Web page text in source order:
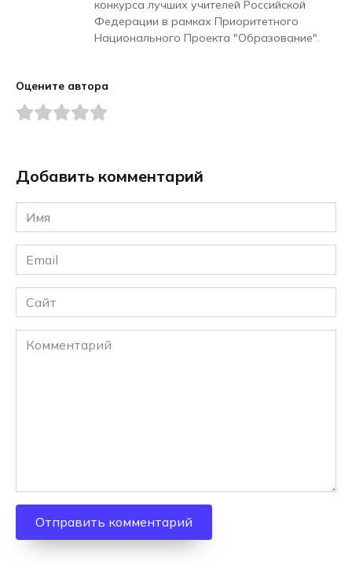
конкурса лучших учителей Российской
Федерации в рамках Приоритетного
Национального Проекта "Образование".
Оцените автора
Добавить комментарий
Имя
*
Email
*
Сайт
Комментарий